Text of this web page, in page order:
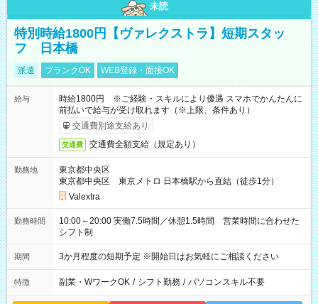
未読
特別時給1800円【ヴァレクストラ】短期スタッ
フ 日本橋
派遣 ブランクOK WEB登録・面接OK
給与
時給1800円 ※ご経験・スキルにより優遇 スマホでかんたんに
前払いで給与が受け取れます（※上限、条件あり）
交通費別途支給あり
交通費 交通費全額支給（規定あり）
勤務地
東京都中央区
東京都中央区 東京メトロ 日本橋駅から直結（徒歩1分）
Valextra
勤務時間
10:00～20:00 実働7.5時間／休憩1.5時間 営業時間に合わせた
シフト制
期間 3か月程度の短期予定 ※開始日はお気軽にご相談ください
特徴 副業・WワークOK / シフト勤務 / パソコンスキル不要